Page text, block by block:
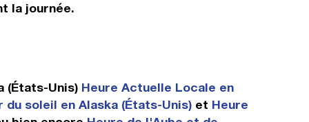
la journée.
(États-Unis) Heure Actuelle Locale en
du soleil en Alaska (États-Unis) et Heure